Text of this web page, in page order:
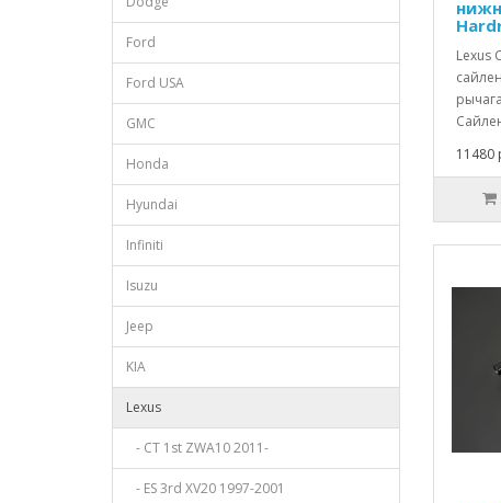
Ford
Ford USA
GMC
Honda
Hyundai
Infiniti
Isuzu
Jeep
KIA
Lexus
- CT 1st ZWA10 2011-
- ES 3rd XV20 1997-2001
Lexus
11480